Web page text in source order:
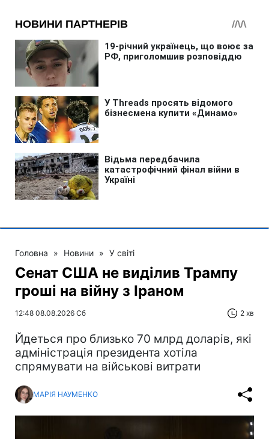
Головна » Новини » У світі
Сенат США не виділив Трампу
гроші на війну з Іраном
12:48 08.08.2026 Сб 2 хв
Йдеться про близько 70 млрд доларів, які
адміністрація президента хотіла
спрямувати на військові витрати
МАРІЯ НАУМЕНКО